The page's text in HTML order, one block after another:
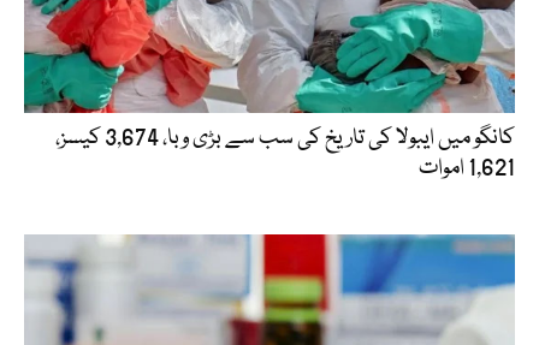
کانگو میں ایبولا کی تاریخ کی سب سے بڑی وبا، 3,674 کیسز،
1,621 اموات